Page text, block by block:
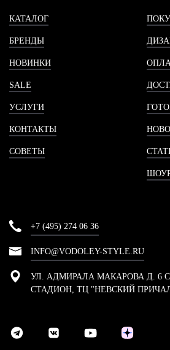
КАТАЛОГ
БРЕНДЫ
НОВИНКИ
SALE
УСЛУГИ
КОНТАКТЫ
СОВЕТЫ
+7 (495) 274 06 36
INFO@VODOLEY-STYLE.RU
УЛ. АДМИРАЛА МАКАРОВА Д. 6
СТАДИОН, ТЦ "НЕВСКИЙ